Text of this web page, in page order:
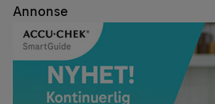
Annonse